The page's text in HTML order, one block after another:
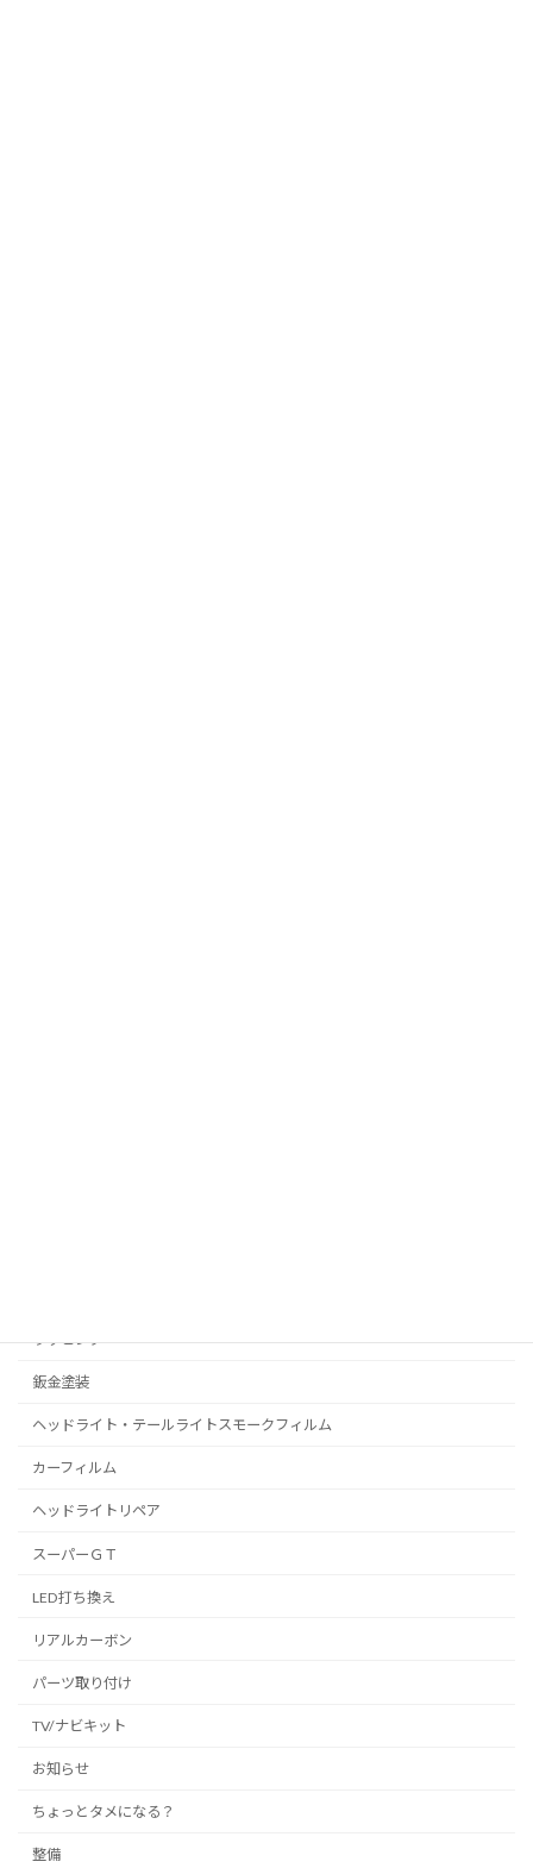
ラッピング
鈑金塗装
ヘッドライト・テールライトスモークフィルム
カーフィルム
ヘッドライトリペア
スーパーＧＴ
LED打ち換え
リアルカーボン
パーツ取り付け
TV/ナビキット
お知らせ
ちょっとタメになる？
整備